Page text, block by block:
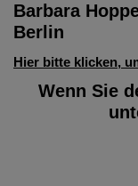
Barbara
Berlin
Hier bitte klicken,
Wenn Sie